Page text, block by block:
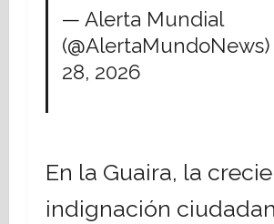
— Alerta Mundial
28, 2026
En la Guaira, la
indignación